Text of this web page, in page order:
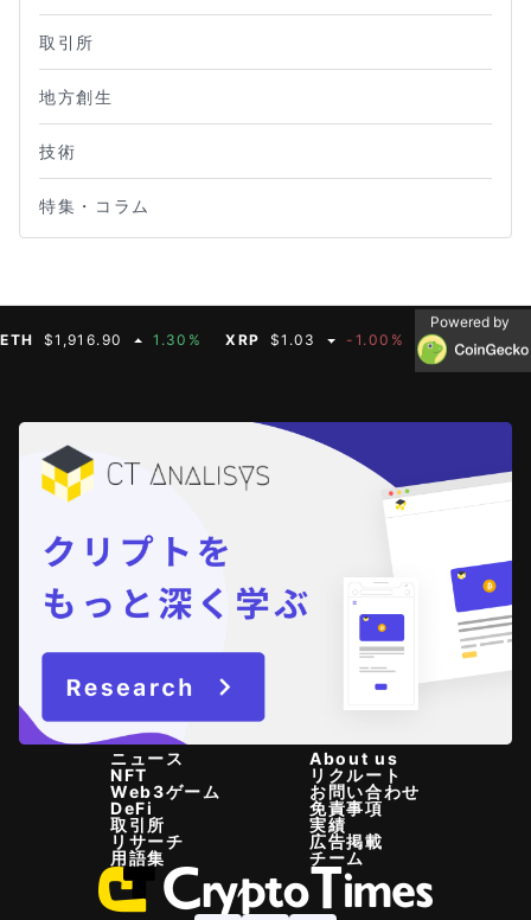
取引所
地方創生
技術
特集・コラム
$1,916.90 1.30% XRP $1.03 -1.00% BNB $590.75
Powered by
ニュース
NFT
Web3ゲーム
DeFi
取引所
リサーチ
用語集
About us
リクルート
お問い合わせ
免責事項
実績
広告掲載
チーム